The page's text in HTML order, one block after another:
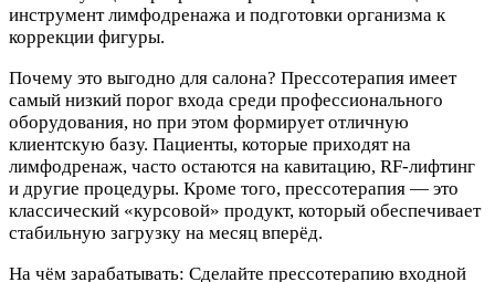
инструмент лимфодренажа и подготовки организма к
коррекции фигуры.
Почему это выгодно для салона? Прессотерапия имеет
самый низкий порог входа среди профессионального
оборудования, но при этом формирует отличную
клиентскую базу. Пациенты, которые приходят на
лимфодренаж, часто остаются на кавитацию, RF-лифтинг
и другие процедуры. Кроме того, прессотерапия — это
классический «курсовой» продукт, который обеспечивает
стабильную загрузку на месяц вперёд.
На чём зарабатывать: Сделайте прессотерапию входной